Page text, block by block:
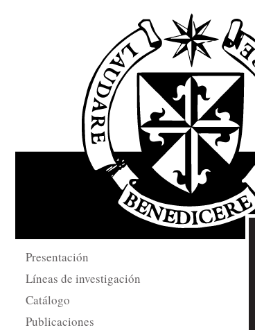
Presentación
Líneas de investigación
Catálogo
Publicaciones